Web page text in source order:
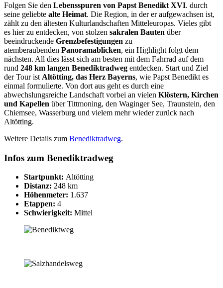
Folgen Sie den Lebensspuren von Papst Benedikt XVI. durch
seine geliebte alte Heimat. Die Region, in der er aufgewachsen ist,
zählt zu den ältesten Kulturlandschaften Mitteleuropas. Vieles gibt
es hier zu entdecken, von stolzen sakralen Bauten über
beeindruckende Grenzbefestigungen zu
atemberaubenden Panoramablicken, ein Highlight folgt dem
nächsten. All dies lässt sich am besten mit dem Fahrrad auf dem
rund 248 km langen Benediktradweg entdecken. Start und Ziel
der Tour ist Altötting, das Herz Bayerns, wie Papst Benedikt es
einmal formulierte. Von dort aus geht es durch eine
abwechslungsreiche Landschaft vorbei an vielen Klöstern, Kirchen
und Kapellen über Tittmoning, den Waginger See, Traunstein, den
Chiemsee, Wasserburg und vielem mehr wieder zurück nach
Altötting.
Weitere Details zum Benediktradweg.
Infos zum Benediktradweg
Startpunkt: Altötting
Distanz: 248 km
Höhenmeter: 1.637
Etappen: 4
Schwierigkeit: Mittel